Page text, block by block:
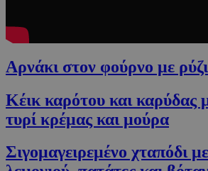
Αρνάκι στον φούρνο με ρύζι
Κέικ καρότου και καρύδας
τυρί κρέμας και μούρα
Σιγομαγειρεμένο χταπόδι